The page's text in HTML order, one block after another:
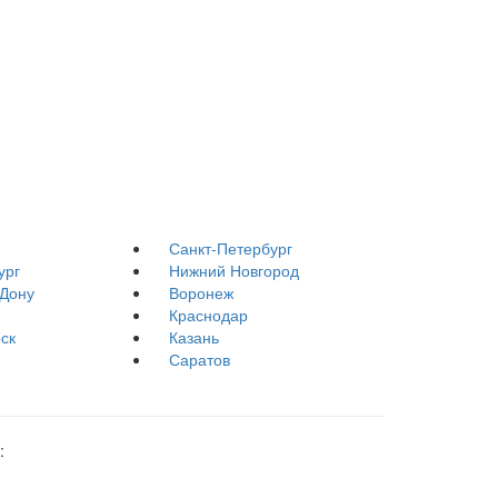
Санкт-Петербург
Нижний Новгород
Воронеж
Краснодар
Казань
Саратов